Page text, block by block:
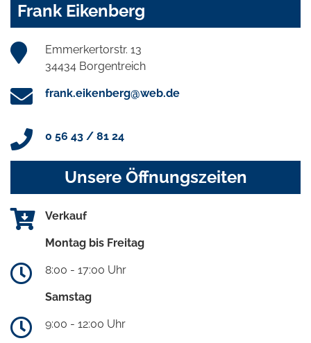
Frank Eikenberg
Emmerkertorstr. 13
34434 Borgentreich
frank.eikenberg@web.de
0 56 43 / 81 24
Unsere Öffnungszeiten
Verkauf
Montag bis Freitag
8:00 - 17:00 Uhr
Samstag
9:00 - 12:00 Uhr